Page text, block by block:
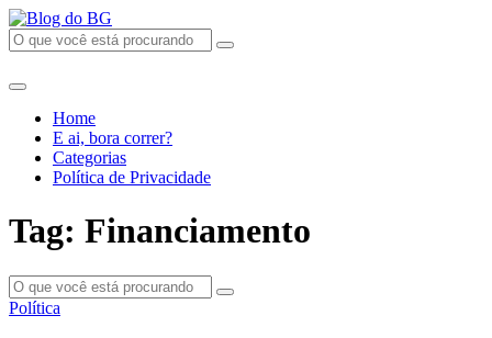
Home
E ai, bora correr?
Categorias
Política de Privacidade
Tag: Financiamento
Política